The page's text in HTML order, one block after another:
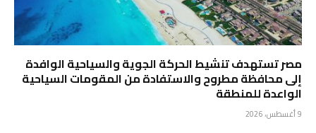
مصر تستهدف تنشيط الحركة الجوية والسياحية الوافدة
إلى محافظة مطروح والاستفادة من المقومات السياحية
الواعدة للمنطقة
9 أغسطس، 2026